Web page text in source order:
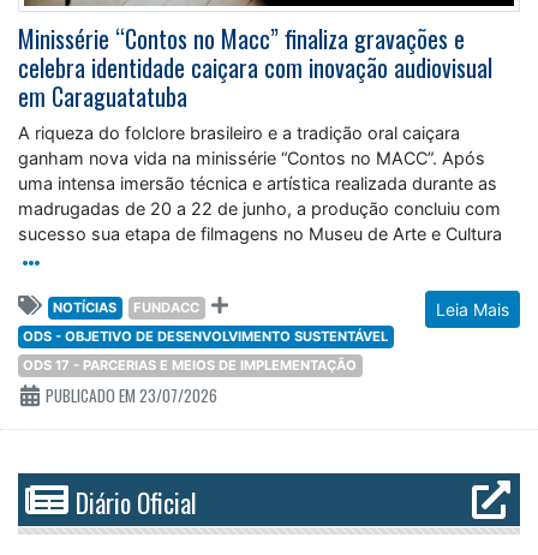
Minissérie “Contos no Macc” finaliza gravações e
celebra identidade caiçara com inovação audiovisual
em Caraguatatuba
A riqueza do folclore brasileiro e a tradição oral caiçara
ganham nova vida na minissérie “Contos no MACC”. Após
uma intensa imersão técnica e artística realizada durante as
madrugadas de 20 a 22 de junho, a produção concluiu com
sucesso sua etapa de filmagens no Museu de Arte e Cultura
Leia Mais
NOTÍCIAS
FUNDACC
ODS - OBJETIVO DE DESENVOLVIMENTO SUSTENTÁVEL
ODS 17 - PARCERIAS E MEIOS DE IMPLEMENTAÇÃO
PUBLICADO EM 23/07/2026
Diário Oficial